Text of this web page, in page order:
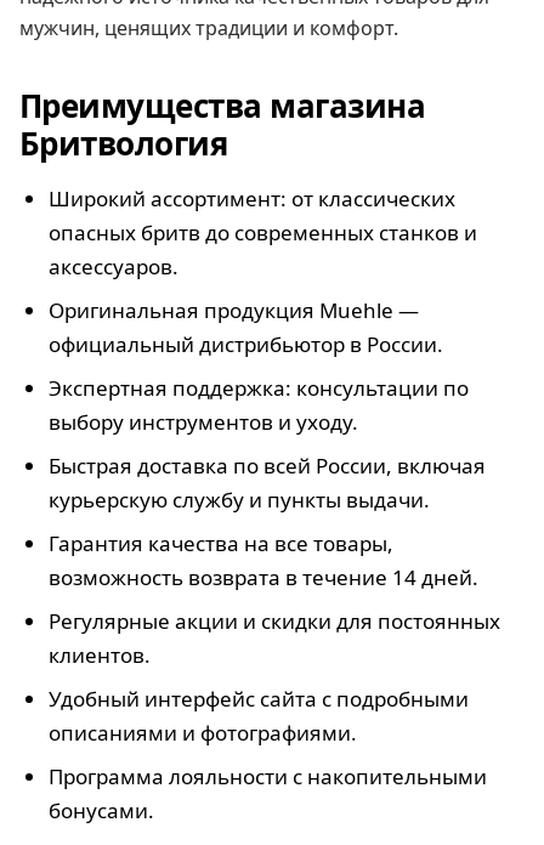
мужчин, ценящих традиции и комфорт.
Преимущества магазина
Бритвология
Широкий ассортимент: от классических
опасных бритв до современных станков и
аксессуаров.
Оригинальная продукция Muehle —
официальный дистрибьютор в России.
Экспертная поддержка: консультации по
выбору инструментов и уходу.
Быстрая доставка по всей России, включая
курьерскую службу и пункты выдачи.
Гарантия качества на все товары,
возможность возврата в течение 14 дней.
Регулярные акции и скидки для постоянных
клиентов.
Удобный интерфейс сайта с подробными
описаниями и фотографиями.
Программа лояльности с накопительными
бонусами.